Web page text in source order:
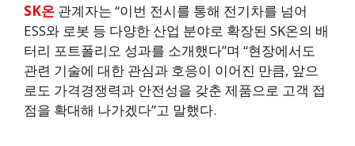
SK온 관계자는 “이번 전시를 통해 전기차를 넘어
ESS와 로봇 등 다양한 산업 분야로 확장된 SK온의 배
터리 포트폴리오 성과를 소개했다”며 “현장에서도
관련 기술에 대한 관심과 호응이 이어진 만큼, 앞으
로도 가격경쟁력과 안전성을 갖춘 제품으로 고객 접
점을 확대해 나가겠다”고 말했다.